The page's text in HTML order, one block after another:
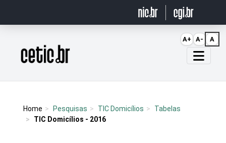
Página inicial
Home Pesquisas TIC Domicílios
Tabelas
TIC Domicílios - 2016
A+ A- A